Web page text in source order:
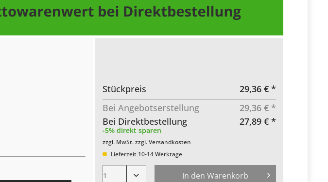
Stückpreis
29,36 € *
Bei Angebotserstellung
29,36 € *
Bei Direktbestellung
-5% direkt sparen
27,89 € *
zzgl. MwSt.zzgl. Versandkosten
Lieferzeit 10-14 Werktage
In den Warenkorb